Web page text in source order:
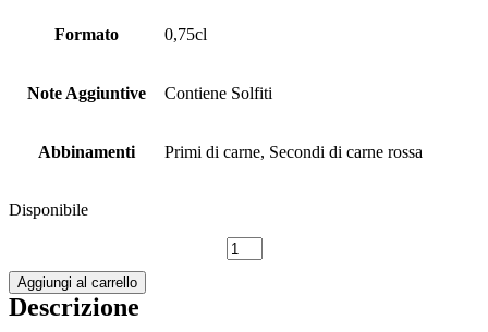
Formato 0,75cl
Note Aggiuntive Contiene Solfiti
Abbinamenti Primi di carne, Secondi di carne rossa
Disponibile
Rosso
di
Aggiungi al carrello
Descrizione